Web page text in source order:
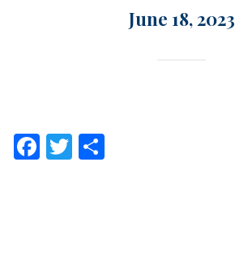
June 18, 2023
Facebook
Twitter